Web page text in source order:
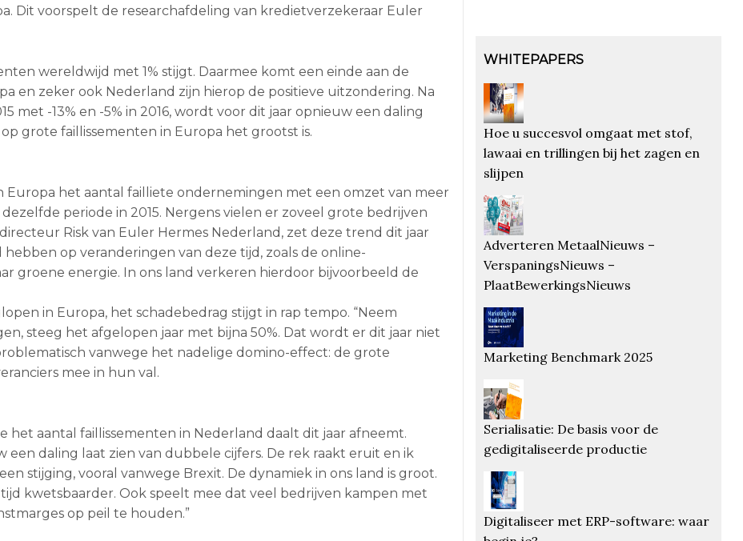
Dit voorspelt de researchafdeling van kredietverzekeraar Euler
wereldwijd met 1% stijgt. Daarmee komt een einde aan de
en zeker ook Nederland zijn hierop de positieve uitzondering. Na
met -13% en -5% in 2016, wordt voor dit jaar opnieuw een daling
grote faillissementen in Europa het grootst is.
Europa het aantal failliete ondernemingen met een omzet van meer
periode in 2015. Nergens vielen er zoveel grote bedrijven
Risk van Euler Hermes Nederland, zet deze trend dit jaar
op veranderingen van deze tijd, zoals de online-
groene energie. In ons land verkeren hierdoor bijvoorbeeld de
in Europa, het schadebedrag stijgt in rap tempo. “Neem
steeg het afgelopen jaar met bijna 50%. Dat wordt er dit jaar niet
vanwege het nadelige domino-effect: de grote
mee in hun val.
het aantal faillissementen in Nederland daalt dit jaar afneemt.
een daling laat zien van dubbele cijfers. De rek raakt eruit en ik
stijging, vooral vanwege Brexit. De dynamiek in ons land is groot.
kwetsbaarder. Ook speelt mee dat veel bedrijven kampen met
op peil te houden.”
WHITEPAPERS
Hoe u succesvol omgaat met stof,
lawaai en trillingen bij het zagen en
slijpen
Adverteren MetaalNieuws –
VerspaningsNieuws –
PlaatBewerkingsNieuws
Marketing Benchmark 2025
Serialisatie: De basis voor de
gedigitaliseerde productie
Digitaliseer met ERP-software: waar